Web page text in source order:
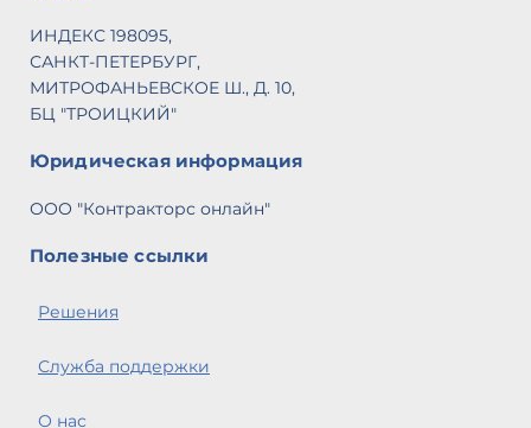
ИНДЕКС 198095,
САНКТ-ПЕТЕРБУРГ,
МИТРОФАНЬЕВСКОЕ Ш., Д. 10,
БЦ "ТРОИЦКИЙ"
Юридическая информация
ООО "Контракторс онлайн"
Полезные ссылки
Решения
Служба поддержки
О нас